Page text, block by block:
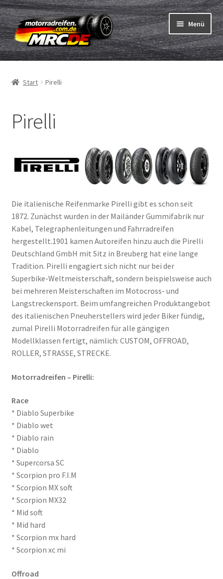
Zur
Navigation
springen
Zum
Inhalt
springen
Menü
Reifen
Schläuche
Bestellvorgang
öffnen
Reifentest
Avon
Bridgestone
CST
Dunlop
Heidenau
Maxxis
Metzeler
Michelin
Mitas
Pirelli
Shinko
Kontakt
Start Pirelli
Pirelli
Die italienische Reifenmarke Pirelli gibt es schon seit
1872. Zunächst wurden in der Mailänder Gummifabrik nur
Kabel, Telegraphenleitungen und Fahrradreifen
hergestellt.1901 kamen Autoreifen hinzu auch die Pirelli
Deutschland GmbH mit Sitz in Breuberg hat eine lange
Tradition. Pirelli engagiert sich nicht nur bei der
Superbike-Weltmeisterschaft, sondern beispielsweise auch
bei mehreren Meisterschaften im Motocross- und
Langstreckensport. Beim umfangreichen Produktangebot
des italienischen Pneuherstellers wird jeder Biker fündig,
zumal Pirelli Motorradreifen für alle gängigen
Modellklassen fertigt, nämlich: CUSTOM, OFFROAD,
ROLLER, STRASSE, STRECKE.
Motorradreifen – Pirelli:
Race
* Diablo Superbike
* Diablo wet
* Diablo rain
* Diablo
* Supercorsa SC
* Scorpion pro F.I.M
* Scorpion MX soft
* Scorpion MX32
* Mid soft
* Mid hard
* Scorpion mx hard
* Scorpion xc mi
Offroad